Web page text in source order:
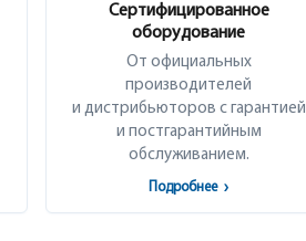
Сертифицированное
оборудование
От официальных
производителей
и дистрибьюторов с гарантией
и постгарантийным
обслуживанием.
Подробнее ›